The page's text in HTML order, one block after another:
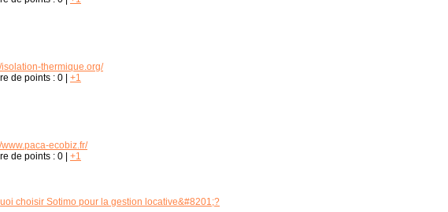
isolation-thermique.org/
de points : 0 +1
www.paca-ecobiz.fr/
de points : 0 +1
choisir Sotimo pour la gestion locative&#8201;?